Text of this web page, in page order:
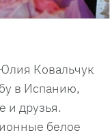
Ковальчук
в Испанию,
и друзья.
белое